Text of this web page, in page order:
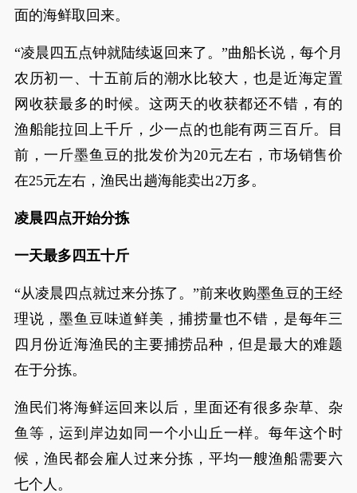
面的海鲜取回来。
“凌晨四五点钟就陆续返回来了。”曲船长说，每个月
农历初一、十五前后的潮水比较大，也是近海定置
网收获最多的时候。这两天的收获都还不错，有的
渔船能拉回上千斤，少一点的也能有两三百斤。目
前，一斤墨鱼豆的批发价为20元左右，市场销售价
在25元左右，渔民出趟海能卖出2万多。
凌晨四点开始分拣
一天最多四五十斤
“从凌晨四点就过来分拣了。”前来收购墨鱼豆的王经
理说，墨鱼豆味道鲜美，捕捞量也不错，是每年三
四月份近海渔民的主要捕捞品种，但是最大的难题
在于分拣。
渔民们将海鲜运回来以后，里面还有很多杂草、杂
鱼等，运到岸边如同一个小山丘一样。每年这个时
候，渔民都会雇人过来分拣，平均一艘渔船需要六
七个人。